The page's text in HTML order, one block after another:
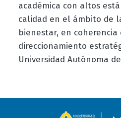
académica con altos
calidad en el ámbito de
bienestar, en coherencia
direccionamiento
Universidad Autónoma